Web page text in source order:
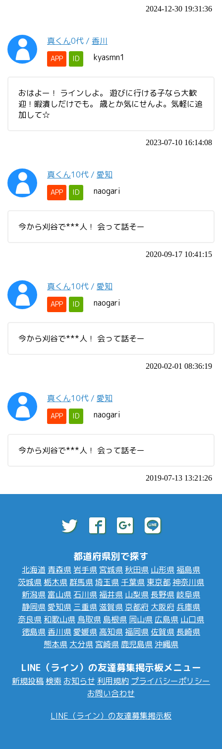
2024-12-30 19:31:36
真くん0代 / 香川
APP ID kyasmn1
おはよー！ ラインしよ。 遊びに行ける子なら大歓
迎！暇潰しだけでも。 歳とか気にせんよ。気軽に追
加して☆
2023-07-10 16:14:08
真くん10代 / 愛知
APP ID naogari
今から刈谷で***人！ 会って話そー
2020-09-17 10:41:15
真くん10代 / 愛知
APP ID naogari
今から刈谷で***人！ 会って話そー
2020-02-01 08:36:19
真くん10代 / 愛知
APP ID naogari
今から刈谷で***人！ 会って話そー
2019-07-13 13:21:26
都道府県別で探す
北海道 青森県 岩手県 宮城県 秋田県 山形県福島県
茨城県 栃木県群馬県埼玉県 千葉県 東京都神奈川県
新潟県 富山県 石川県福井県 山梨県 長野県 岐阜県
静岡県愛知県 三重県滋賀県 京都府 大阪府 兵庫県
奈良県 和歌山県 鳥取県 島根県 岡山県 広島県 山口県
徳島県 香川県愛媛県 高知県福岡県 佐賀県 長崎県
熊本県 大分県 宮崎県 鹿児島県 沖縄県
LINE（ライン）の友達募集掲示板メニュー
新規投稿 検索 お知らせ 利用規約 プライバシーポリシー
お問い合わせ
LINE（ライン）の友達募集掲示板